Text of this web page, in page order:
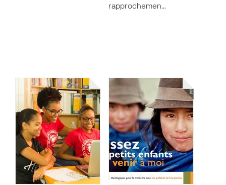
rapprochemen…